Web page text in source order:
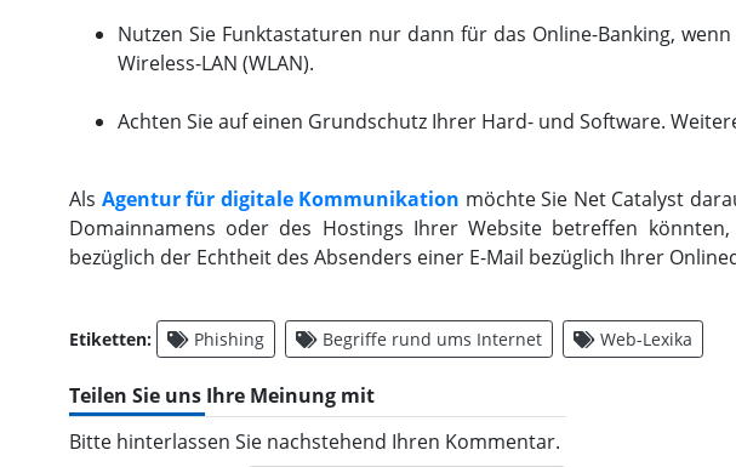
Nutzen Sie Funktastaturen nur dann für das Online-Banking,
Wireless-LAN (WLAN).
Achten Sie auf einen Grundschutz Ihrer Hard- und Software.
Als Agentur für digitale Kommunikation möchte Sie Net Catalyst
Domainnamens oder des Hostings Ihrer Website betreffen
bezüglich der Echtheit des Absenders einer E-Mail bezüglich Ihrer
Etiketten: Phishing Begriffe rund ums Internet Web-Lexika
Teilen Sie uns Ihre Meinung mit
Bitte hinterlassen Sie nachstehend Ihren Kommentar.